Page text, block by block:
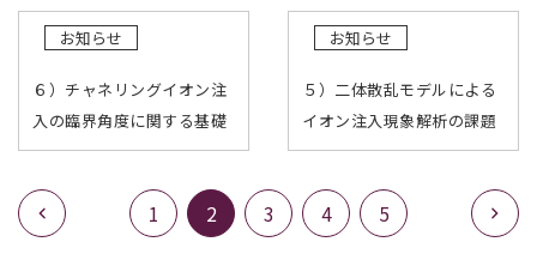
お知らせ
６）チャネリングイオン注
入の臨界角度に関する基礎
お知らせ
５）二体散乱モデルによる
イオン注入現象解析の課題
1 2 3 4 5